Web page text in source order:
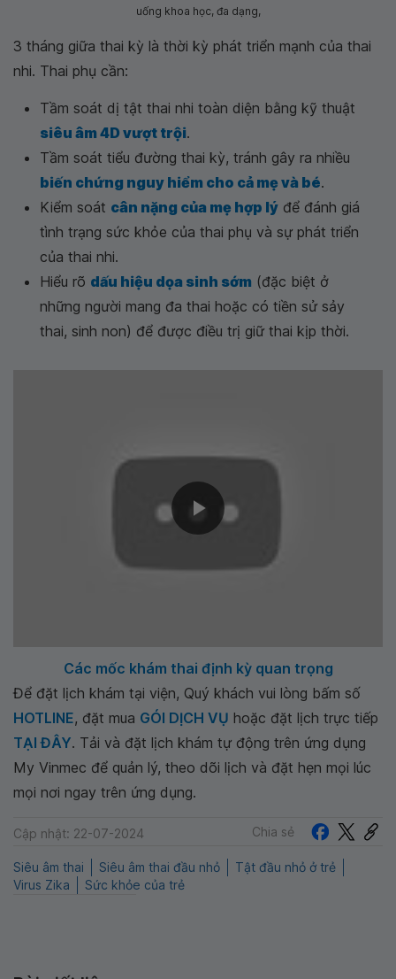
uống khoa học, đa dạng,
3 tháng giữa thai kỳ là thời kỳ phát triển mạnh của thai
nhi. Thai phụ cần:
Tầm soát dị tật thai nhi toàn diện bằng kỹ thuật
siêu âm 4D vượt trội.
Tầm soát tiểu đường thai kỳ, tránh gây ra nhiều
biến chứng nguy hiểm cho cả mẹ và bé.
Kiểm soát cân nặng của mẹ hợp lý để đánh giá
tình trạng sức khỏe của thai phụ và sự phát triển
của thai nhi.
Hiểu rõ dấu hiệu dọa sinh sớm (đặc biệt ở
những người mang đa thai hoặc có tiền sử sảy
thai, sinh non) để được điều trị giữ thai kịp thời.
Các mốc khám thai định kỳ quan trọng
Để đặt lịch khám tại viện, Quý khách vui lòng bấm số
HOTLINE, đặt mua GÓI DỊCH VỤ hoặc đặt lịch trực tiếp
TẠI ĐÂY. Tải và đặt lịch khám tự động trên ứng dụng
My Vinmec để quản lý, theo dõi lịch và đặt hẹn mọi lúc
mọi nơi ngay trên ứng dụng.
Cập nhật: 22-07-2024 Chia sẻ
Siêu âm thai Siêu âm thai đầu nhỏ
Tật đầu nhỏ ở trẻ
Virus Zika
Sức khỏe của trẻ